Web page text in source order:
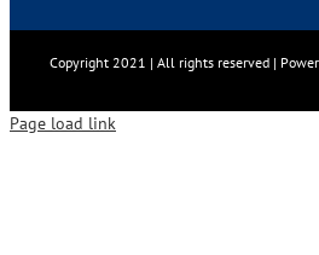
Copyright 2021 | All rights reserved |
Page load link